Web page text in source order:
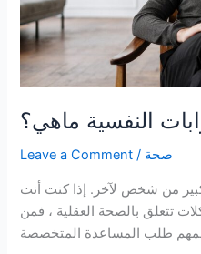
النفسية ماهي؟
Leave a Comment / صحة
من شخص لآخر. إذا كنت أنت
تتعلق بالصحة العقلية ، فمن